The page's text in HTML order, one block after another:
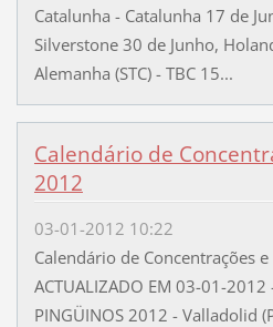
Catalunha - Catalunha 17 de
Silverstone 30 de Junho,
Alemanha (STC) - TBC 15...
Calendário de
2012
03-01-2012 10:22
Calendário de Concentrações
ACTUALIZADO EM 03-01-
PINGÜINOS 2012 - Valladolid